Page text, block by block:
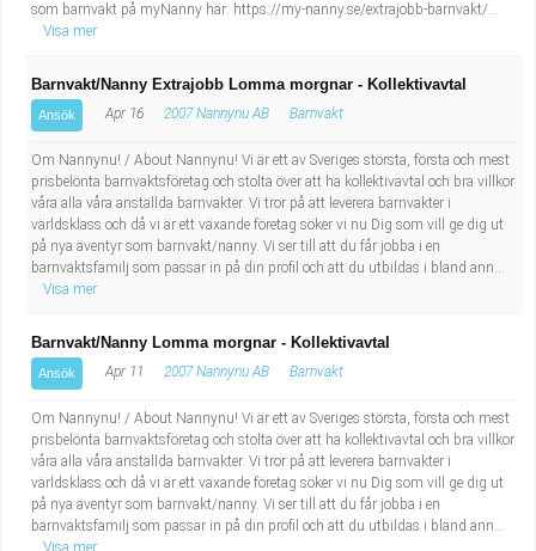
som barnvakt på myNanny här: https://my-nanny.se/extrajobb-barnvakt/...
Visa mer
Barnvakt/Nanny Extrajobb Lomma morgnar - Kollektivavtal
Ansök Apr 16 2007 Nannynu AB Barnvakt
Om Nannynu! / About Nannynu! Vi är ett av Sveriges största, första och mest
prisbelönta barnvaktsföretag och stolta över att ha kollektivavtal och bra villkor
våra alla våra anställda barnvakter. Vi tror på att leverera barnvakter i
världsklass och då vi är ett växande företag söker vi nu Dig som vill ge dig ut
på nya äventyr som barnvakt/nanny. Vi ser till att du får jobba i en
barnvaktsfamilj som passar in på din profil och att du utbildas i bland ann...
Visa mer
Barnvakt/Nanny Lomma morgnar - Kollektivavtal
Ansök Apr 11 2007 Nannynu AB Barnvakt
Om Nannynu! / About Nannynu! Vi är ett av Sveriges största, första och mest
prisbelönta barnvaktsföretag och stolta över att ha kollektivavtal och bra villkor
våra alla våra anställda barnvakter. Vi tror på att leverera barnvakter i
världsklass och då vi är ett växande företag söker vi nu Dig som vill ge dig ut
på nya äventyr som barnvakt/nanny. Vi ser till att du får jobba i en
barnvaktsfamilj som passar in på din profil och att du utbildas i bland ann...
Visa mer